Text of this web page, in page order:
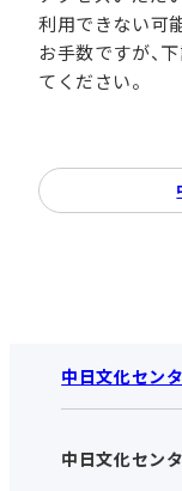
利用できない可
お手数ですが、
てください。
中日文化セン
中日
中日文化セン